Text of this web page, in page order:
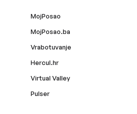
MojPosao
MojPosao.ba
Vrabotuvanje
Hercul.hr
Virtual Valley
Pulser